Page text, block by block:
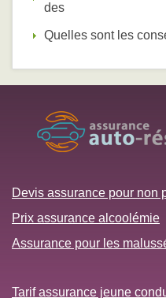
des
Quelles sont les
Devis assurance pour non
Prix assurance alcoolémie
Assurance pour les
Tarif assurance jeune